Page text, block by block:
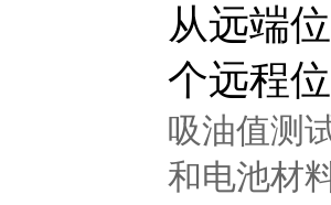
从远端
个远程
吸油值测
和电池材